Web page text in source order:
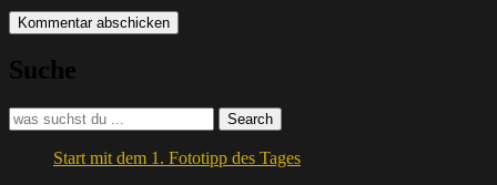
Suche
Search
for:
Search
Start mit dem 1. Fototipp des Tages